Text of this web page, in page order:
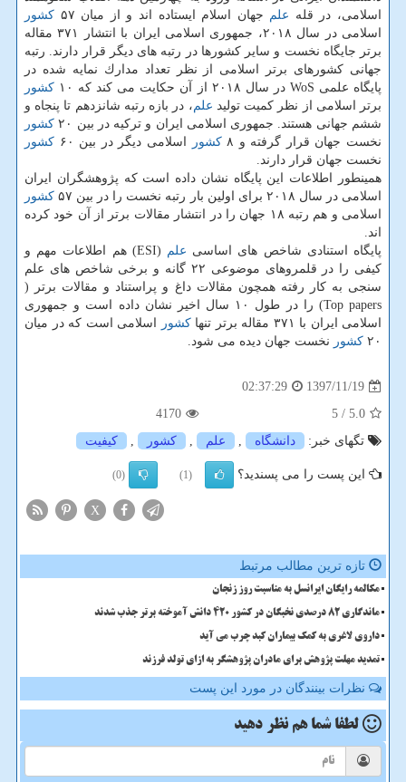
اسلامی، در قله علم جهان اسلام ایستاده اند و از میان ۵۷
كشور
اسلامی در سال ۲۰۱۸، جمهوری اسلامی ایران با انتشار ۳۷۱ مقاله
برتر جایگاه نخست و سایر كشورها در رتبه های دیگر قرار دارند. رتبه
جهانی كشورهای برتر اسلامی از نظر تعداد مدارك نمایه شده در
پایگاه علمی WoS در سال ۲۰۱۸ از آن حكایت می كند كه ۱۰
كشور
برتر اسلامی از نظر كمیت تولید علم ، در بازه رتبه شانزدهم تا پنجاه و
ششم جهانی هستند. جمهوری اسلامی ایران و تركیه در بین ۲۰
كشور
نخست جهان قرار گرفته و ۸
كشور اسلامی دیگر در بین ۶۰
كشور
نخست جهان قرار دارند.
همینطور اطلاعات این پایگاه نشان داده است كه پژوهشگران ایران
اسلامی در سال ۲۰۱۸ برای اولین بار رتبه نخست را در بین ۵۷
كشور
اسلامی و هم رتبه ۱۸ جهان را در انتشار مقالات برتر از آن خود كرده
اند.
پایگاه استنادی شاخص های اساسی علم
(ESI) هم اطلاعات مهم و
كیفی را در قلمروهای موضوعی ۲۲ گانه و برخی شاخص های علم‏‬
سنجی به كار رفته همچون مقالات داغ و پراستناد و مقالات برتر (
Top papers) را در طول ۱۰ سال اخیر نشان داده است و جمهوری
اسلامی ایران با ۳۷۱ مقاله برتر تنها
كشور
اسلامی است كه در میان
۲۰ كشور نخست جهان دیده می شود.
1397/11/19
02:37:29
5.0
/ 5
4170
تگهای خبر:
دانشگاه , علم , كشور , كیفیت
این پست را می پسندید؟ (1)
(0)
X
تازه ترین مطالب مرتبط
مکالمه رایگان ایرانسل به مناسبت روز زنجان
ماندگاری 82 درصدی نخبگان در کشور 420 دانش آموخته برتر جذب شدند
داروی لاغری به کمک بیماران کبد چرب می آید
تمدید مهلت پژوهش برای مادران پژوهشگر به ازای تولد فرزند
نظرات بینندگان در مورد این پست
لطفا شما هم نظر دهید